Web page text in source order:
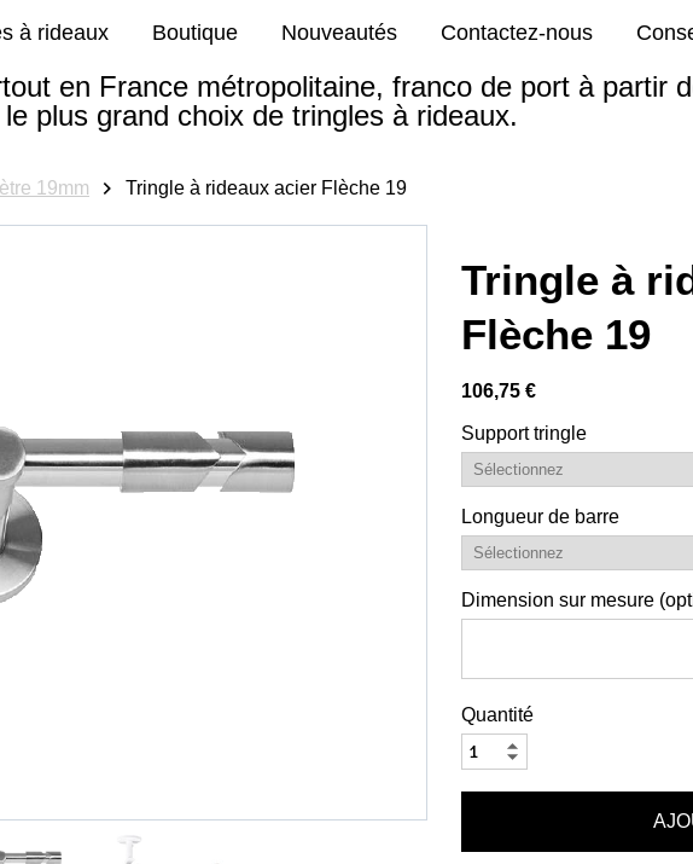
à rideaux Boutique Nouveautés Contactez-nous
en France métropolitaine, franco de port à partir
plus grand choix de tringles à rideaux.
19mm Tringle à rideaux acier Flèche 19
Tringle à
Flèche 19
106,75 €
Support tringle
Longueur de barre
Dimension sur mesure
Quantité